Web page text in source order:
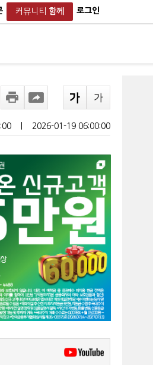
커뮤니티 함께 로그인
2026-01-19 06:00:00